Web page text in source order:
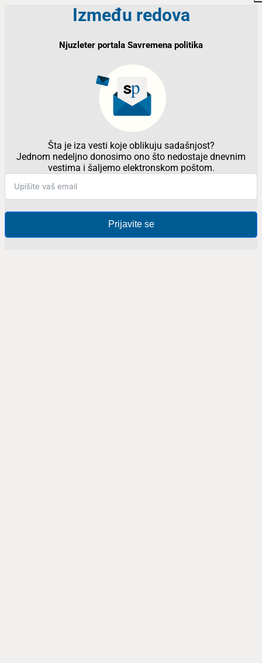
Između redova
Njuzleter portala Savremena politika
Šta je iza vesti koje oblikuju sadašnjost?
Jednom nedeljno donosimo ono što nedostaje dnevnim
vestima i šaljemo elektronskom poštom.
Prijavite se